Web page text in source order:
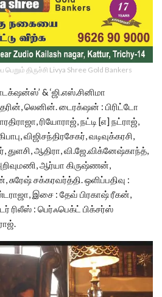
திருச்சி Livya Shree Gold Bankers
& ‘ஜி.எஸ்.சினிமா
லெனின். டைரக்‌ஷன் : பிரிட்டோ
ரியோராஜ், நட்டி [எ] நட்ராஜ்,
விஜிசந்திரசேகர், வடிவுக்கரசி,
துளசி, ஆதிரா, வி.ஜே.விக்னேஷ்காந்த்,
ஆர்யா கிருஷ்ணன்,
சக்கரவர்த்தி. ஒளிப்பதிவு :
இசை : தேவ் பிரகாஷ் ரீகன்,
ரிலீஸ் : பெர்ஃபெக்ட் பிக்சர்ஸ்